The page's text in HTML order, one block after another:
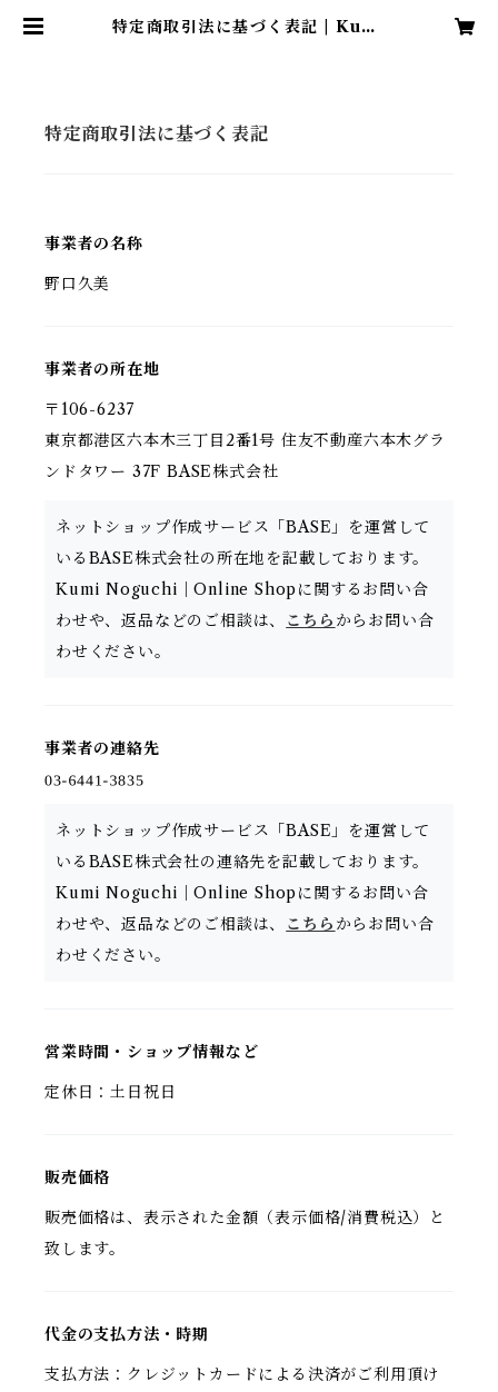
特定商取引法に基づく表記 | Kumi
特定商取引法に基づく表記
事業者の名称
野口久美
事業者の所在地
〒106-6237
東京都港区六本木三丁目2番1号 住友不動産六本木グラ
ンドタワー 37F BASE株式会社
ネットショップ作成サービス「BASE」を運営して
いるBASE株式会社の所在地を記載しております。
Kumi Noguchi｜Online Shopに関するお問い合
わせや、返品などのご相談は、 こちら からお問い合
わせください。
事業者の連絡先
ネットショップ作成サービス「BASE」を運営して
いるBASE株式会社の連絡先を記載しております。
Kumi Noguchi｜Online Shopに関するお問い合
わせや、返品などのご相談は、 こちら からお問い合
わせください。
営業時間・ショップ情報など
定休日：土日祝日
販売価格
販売価格は、表示された金額（表示価格/消費税込）と
致します。
代金の支払方法・時期
支払方法：クレジットカードによる決済がご利用頂け